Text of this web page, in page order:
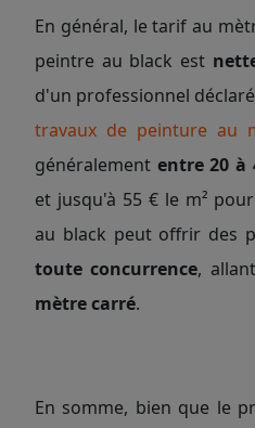
En général, le tarif au
peintre au black est
d'un professionnel
travaux de peinture au
généralement entre 20 à
et jusqu'à 55 € le m²
au black peut offrir des
toute concurrence,
mètre carré.
En somme, bien que le